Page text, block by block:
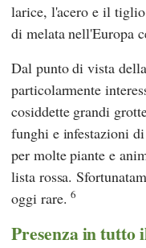
larice, l'acero e il
di melata nell'Europa
Dal punto di vista
particolarmente
cosiddette grandi
funghi e infestazioni
per molte piante e
lista rossa.
oggi rare.6
Presenza in tutto